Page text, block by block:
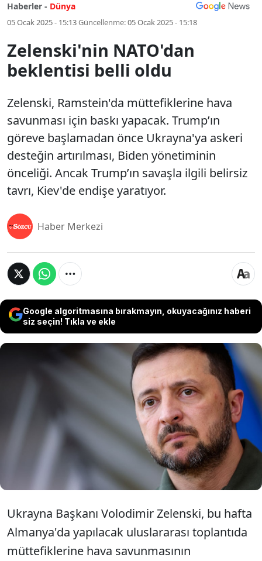
Haberler - Dünya
05 Ocak 2025 - 15:13Güncellenme:05 Ocak 2025 - 15:18
Zelenski'nin NATO'dan
beklentisi belli oldu
Zelenski, Ramstein'da müttefiklerine hava
savunması için baskı yapacak. Trump’ın
göreve başlamadan önce Ukrayna'ya askeri
desteğin artırılması, Biden yönetiminin
önceliği. Ancak Trump’ın savaşla ilgili belirsiz
tavrı, Kiev'de endişe yaratıyor.
Haber Merkezi
Google algoritmasına bırakmayın, okuyacağınız haberi
siz seçin! Tıkla ve ekle
Zelenski, Ramstein'da müttefiklerine hava
savunması için baskı yapacak. Trump’ın göreve
başlamadan önce Ukrayna'ya askeri desteğin
artırılması, Biden yönetiminin önceliği. Ancak
Trump’ın savaşla ilgili belirsiz tavrı, Kiev'de
endişe yaratıyor.
Ukrayna Başkanı Volodimir Zelenski, bu hafta
Almanya'da yapılacak uluslararası toplantıda
müttefiklerine hava savunmasının